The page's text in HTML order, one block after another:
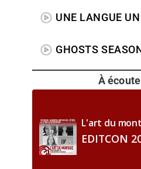
UNE LANGUE
GHOSTS
À